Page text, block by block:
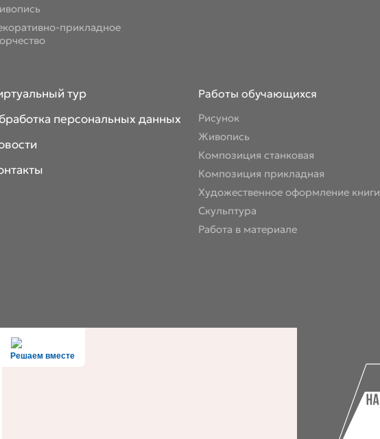
прикладное
тур
персональных данных
Работы обучающихся
Рисунок
Живопись
Композиция станковая
Композиция прикладная
Художественное оформление книги
Скульптура
Работа в материале
Решаем вместе